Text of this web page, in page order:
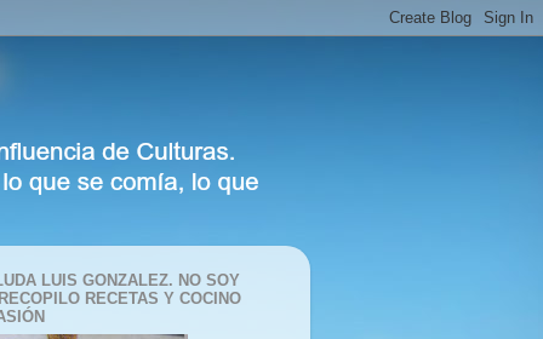
LUIS GONZALEZ. NO SOY
RECETAS Y COCINO